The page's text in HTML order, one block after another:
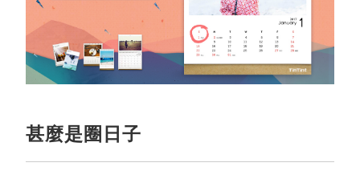
Exclusive Interview
TinTint Bookstore Interview
甚麼是圈日子